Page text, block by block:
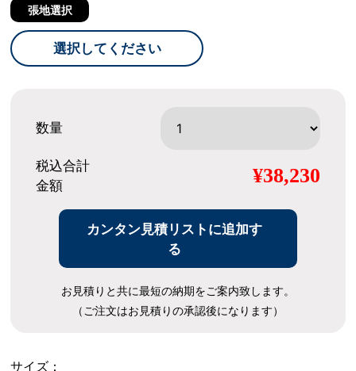
張地選択
選択してください
数量
税込合計
金額
¥38,230
カンタン見積リストに追加す
る
お見積りと共に最短の納期をご案内致します。
（ご注文はお見積りの承認後になります）
サイズ：